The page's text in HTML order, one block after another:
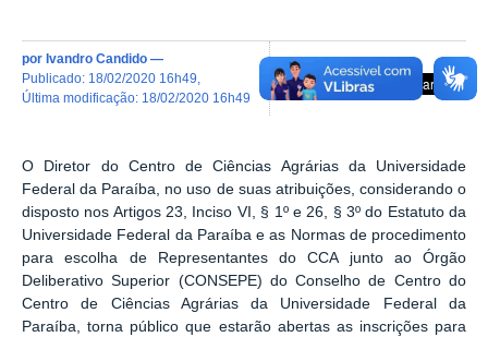
por Ivandro Candido —
publicado: 18/02/2020 16h49
última modificação: 18/02/2020 16h49
O Diretor do Centro de Ciências Agrárias da Universidade
Federal da Paraíba, no uso de suas atribuições, considerando o
disposto nos Artigos 23, Inciso VI, § 1º e 26, § 3º do Estatuto da
Universidade Federal da Paraíba e as Normas de procedimento
para escolha de Representantes do CCA junto ao Órgão
Deliberativo Superior (CONSEPE) do Conselho de Centro do
Centro de Ciências Agrárias da Universidade Federal da
Paraíba, torna público que estarão abertas as inscrições para